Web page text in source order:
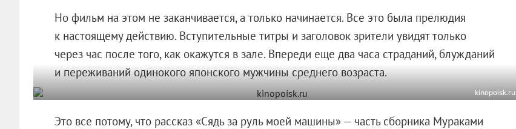
Но фильм на этом не заканчивается, а только начинается. Все это была прелюдия
к настоящему действию. Вступительные титры и заголовок зрители увидят только
через час после того, как окажутся в зале. Впереди еще два часа страданий, блужданий
и переживаний одинокого японского мужчины среднего возраста.
kinopoisk.ru
Это все потому, что рассказ «Сядь за руль моей машины» — часть сборника Мураками